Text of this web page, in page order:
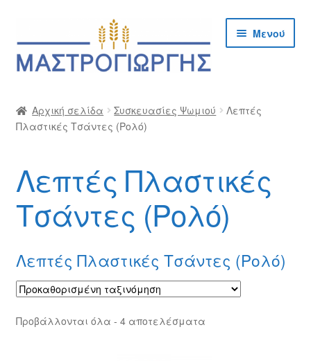
μετάβαση
στην
σε
περιεχόμενο
Μενού
Cargo Kalymnos – Cargo Κάλυμνος
Δημιουργία Λογαριασμού Χονδρικής
Η Εταιρία
Αρχική σελίδα Συσκευασίες Ψωμιού
Λεπτές
Πλαστικές Τσάντες (Ρολό)
Λεπτές Πλαστικές
Τσάντες (Ρολό)
Λεπτές Πλαστικές Τσάντες (Ρολό)
Προβάλλονται όλα - 4 αποτελέσματα